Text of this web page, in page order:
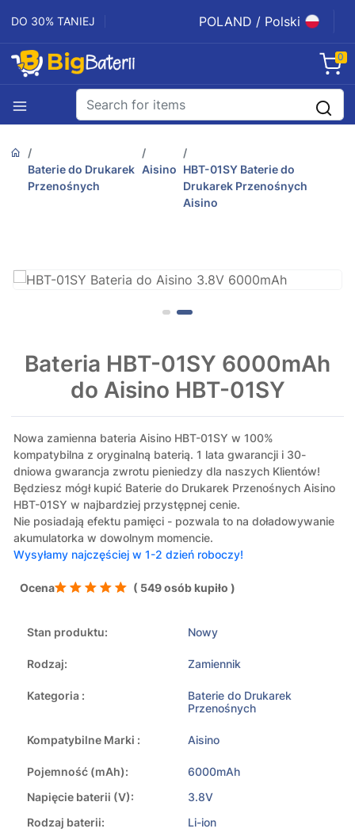
DO 30% TANIEJ POLAND / Polski
0
Baterie do Drukarek
Przenośnych
Aisino HBT-01SY Baterie do
Drukarek Przenośnych
Aisino
Bateria HBT-01SY 6000mAh
do Aisino HBT-01SY
Nowa zamienna bateria Aisino HBT-01SY w 100%
kompatybilna z oryginalną baterią. 1 lata gwarancji i 30-
dniowa gwarancja zwrotu pieniedzy dla naszych Klientów!
Będziesz mógł kupić Baterie do Drukarek Przenośnych Aisino
HBT-01SY w najbardziej przystępnej cenie.
Nie posiadają efektu pamięci - pozwala to na doładowywanie
akumulatorka w dowolnym momencie.
Wysyłamy najczęściej w 1-2 dzień roboczy!
Ocena ( 549 osób kupiło )
Stan produktu: Nowy
Rodzaj: Zamiennik
Kategoria :
Baterie do Drukarek
Przenośnych
Kompatybilne Marki : Aisino
Pojemność (mAh):
6000mAh
Napięcie baterii (V):
3.8V
Rodzaj baterii:
Li-ion